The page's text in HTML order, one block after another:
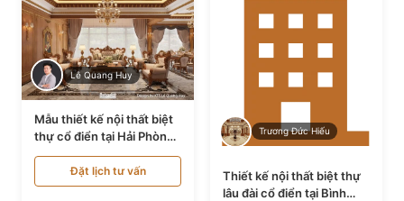
Lê Quang Huy
Mẫu thiết kế nội thất biệt
thự cổ điển tại Hải Phòng
NT24535
Đặt lịch tư vấn
Trương Đức Hiếu
Thiết kế nội thất biệt thự
lâu đài cổ điển tại Bình